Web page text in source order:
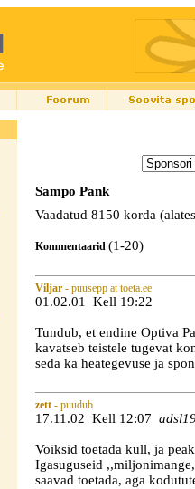
Sampo Pank
Vaadatud 8150 korda
Kommentaarid (1-20)
Viljar - puusepp at toeta.ee
01.02.01 Kell 19:22
Tundub, et endine Optiva
kavatseb teistele tugevat
seda ka heategevuse ja
zett - puudub
17.11.02 Kell 12:07
Voiksid toetada kull, ja
Igasuguseid
saavad toetada, aga